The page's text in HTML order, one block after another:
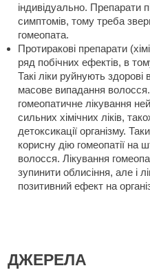
індивідуально. Препарати
симптомів, тому треба
гомеопата.
Протиракові препарати
ряд побічних ефектів, в
Такі ліки руйнують
масове випадання
гомеопатичне лікування
сильних хімічних ліків,
детоксикації організму.
корисну дію гомеопатії на
волосся. Лікування
зупинити облисіння, але і
позитивний ефект на
ДЖЕРЕЛА